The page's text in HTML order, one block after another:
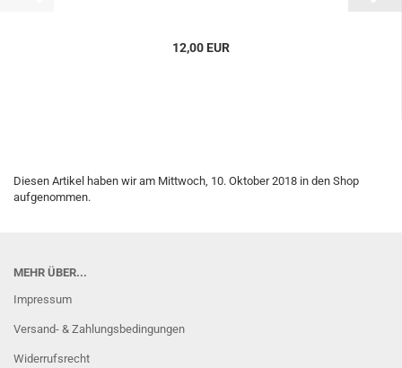
12,00 EUR
Diesen Artikel haben wir am Mittwoch, 10. Oktober 2018 in den Shop
aufgenommen.
MEHR ÜBER...
Impressum
Versand- & Zahlungsbedingungen
Widerrufsrecht